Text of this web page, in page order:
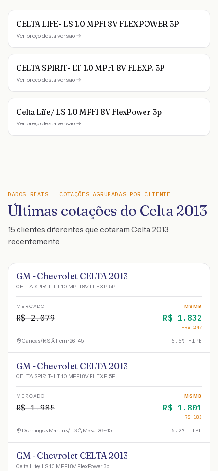
CELTA LIFE- LS 1.0 MPFI 8V FLEXPOWER 5P
Ver preço desta versão →
CELTA SPIRIT- LT 1.0 MPFI 8V FLEXP. 5P
Ver preço desta versão →
Celta Life/ LS 1.0 MPFI 8V FlexPower 3p
Ver preço desta versão →
DADOS REAIS · COTAÇÕES AGRUPADAS POR CLIENTE
Últimas cotações do Celta 2013
15 clientes diferentes que cotaram Celta 2013
recentemente
GM - Chevrolet CELTA 2013
CELTA SPIRIT- LT 1.0 MPFI 8V FLEXP. 5P
MERCADO
R$2.079
MSMB
R$ 1.832
−R$ 247
Canoas/RS Fem · 26-45 6.5% FIPE
GM - Chevrolet CELTA 2013
CELTA SPIRIT- LT 1.0 MPFI 8V FLEXP. 5P
MERCADO
R$1.985
MSMB
R$ 1.801
−R$ 183
Domingos Martins/ES Masc · 26-45 6.2% FIPE
GM - Chevrolet CELTA 2013
Celta Life/ LS 1.0 MPFI 8V FlexPower 3p